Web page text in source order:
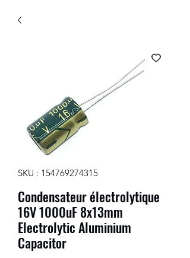
SKU : 154769274315
Condensateur électrolytique
16V 1000uF 8x13mm
Electrolytic Aluminium
Capacitor